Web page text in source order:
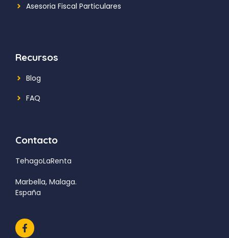
Asesoria Fiscal Particulares
Recursos
Blog
FAQ
Contacto
TehagoLaRenta
Marbella, Malaga.
España